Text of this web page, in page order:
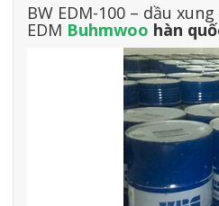
BW EDM-100 – dầu
EDM Buhmwoo hàn